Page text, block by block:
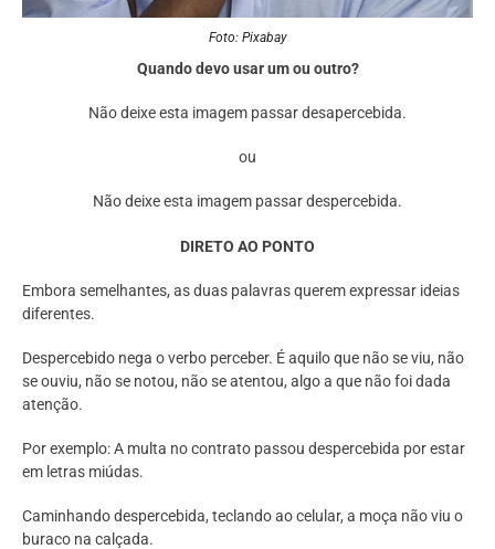
Foto: Pixabay
Quando devo usar um ou outro?
Não deixe esta imagem passar desapercebida.
ou
Não deixe esta imagem passar despercebida.
DIRETO AO PONTO
Embora semelhantes, as duas palavras querem expressar ideias
diferentes.
Despercebido nega o verbo perceber. É aquilo que não se viu, não
se ouviu, não se notou, não se atentou, algo a que não foi dada
atenção.
Por exemplo:A multa no contrato passou despercebida por estar
em letras miúdas.
Caminhando despercebida, teclando ao celular, a moça não viu o
buraco na calçada.